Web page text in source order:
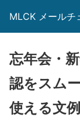
MLCK メールチ
忘年会・
認をスム
使える文